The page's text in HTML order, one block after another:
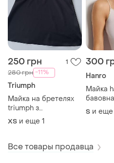
250 грн 1
280 грн -11%
Triumph
Майка на бретелях
triumph з
мереживом
ХS и еще 1
300
Hanro
Майка
бавовна
S и еще
Все товары продавца